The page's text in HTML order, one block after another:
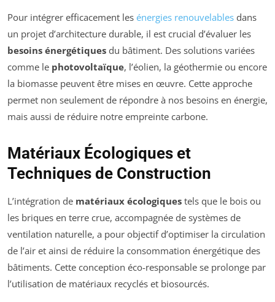
Pour intégrer efficacement les énergies renouvelables dans
un projet d’architecture durable, il est crucial d’évaluer les
besoins énergétiques du bâtiment. Des solutions variées
comme le photovoltaïque, l’éolien, la géothermie ou encore
la biomasse peuvent être mises en œuvre. Cette approche
permet non seulement de répondre à nos besoins en énergie,
mais aussi de réduire notre empreinte carbone.
Matériaux Écologiques et
Techniques de Construction
L’intégration de matériaux écologiques tels que le bois ou
les briques en terre crue, accompagnée de systèmes de
ventilation naturelle, a pour objectif d’optimiser la circulation
de l’air et ainsi de réduire la consommation énergétique des
bâtiments. Cette conception éco-responsable se prolonge par
l’utilisation de matériaux recyclés et biosourcés.